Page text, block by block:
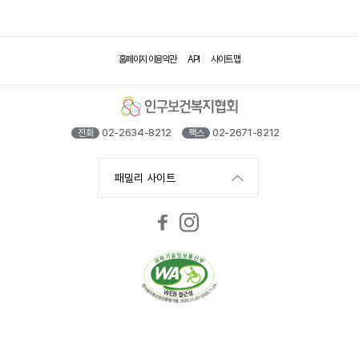
이
지
페
이
지
홈페이지 이용약관 API 사이트 맵
전화 02-2634-8212 팩스 02-2671-8212
패밀리 사이트